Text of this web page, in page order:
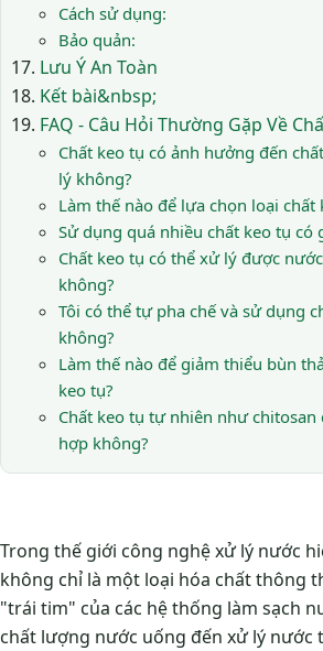
Cách sử dụng:
Bảo quản:
Lưu Ý An Toàn
Kết bài&nbsp;
FAQ - Câu Hỏi Thường Gặp Về
Chất keo tụ có ảnh hưởng đến
lý không?
Làm thế nào để lựa chọn loại chất
Sử dụng quá nhiều chất keo tụ có
Chất keo tụ có thể xử lý được
không?
Tôi có thể tự pha chế và sử dụng
không?
Làm thế nào để giảm thiểu bùn
keo tụ?
Chất keo tụ tự nhiên như
hợp không?
Trong thế giới công nghệ xử lý nước
không chỉ là một loại hóa chất thông
"trái tim" của các hệ thống làm sạch
chất lượng nước uống đến xử lý nước